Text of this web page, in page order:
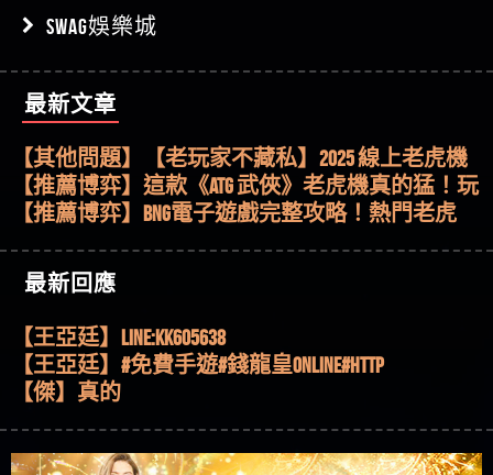
SWAG娛樂城
最新文章
【其他問題】用理性數據指路，開啟你的高回報
娛樂之旅
【其他問題】【老玩家不藏私】2025 線上老虎機
這樣挑！RTP、波動率和平台安全的全攻略！
【推薦博弈】這款《ATG 武俠》老虎機真的猛！玩
過才知道什麼叫超過3萬種中獎方式！
【推薦博弈】BNG電子遊戲完整攻略！熱門老虎
51,000倍數玩法攻略，輕鬆稱霸老虎機！
【其他問題】「拆解力智投資詐騙套路緊急追討
賴zg369」力智投資是不是詐騙 力智投資是真的嗎
力智投資是詐騙嗎 南部老翁還在癡迷力智投資高
回報獲利 請不要在匯款
【其他問題】 【遇天盛商行詐騙追回資金賴
zg369】天盛商行詐騙 天盛商行是不是詐騙 天盛商
行是真的嗎 天盛商行是詐騙嗎 被天盛商行詐騙一
招教你拿回
【其他問題】 受害者援助賴【zg369】退休老翁被
大戶e點靈詐騙痛不欲生 大戶e點靈是真的嗎 大戶e
點靈是不是詐騙 大戶e點靈是詐騙嗎 大戶e點靈無
法出金 （大戶e點靈）教你如何規避詐騙陷阱
【其他問題】 弘記投資詐騙持續收割國人中【免
費討回資金賴zg369】弘記投資是詐騙嗎 弘記投資
是不是詐騙 弘記投資是真的嗎 被弘記投資詐騙的
錢怎麼辦 本文教你如何拿回被騙資金
【其他問題】 被騙追回賴【zg369】KnTop利用新型
詐騙手法欺詐群眾 KnTop是真的嗎 KnTop是不是詐騙
KnTop是詐騙嗎 【KnTop】KnTop無法出金 被KnTop詐騙
的錢一招拿回
【其他問題】機台運算專案詐騙持續收割國人中
【免費討回資金賴zg369】機台運算專案是詐騙嗎
機台運算專案是不是詐騙 機台運算專案是真的嗎
【其他問題】 Hoyabit詐騙持續收割國人中【免費
討回資金賴zg369】Hoyabit是詐騙嗎 Hoyabit是不是詐
【其他問題】KS.M多元化行銷詐騙持續收割國人
最新回應
【傑】推代理真的好相處
回答
【王亞廷】LINE:kK605638
【王亞廷】#免費手遊#錢龍皇ONLINE#http
【傑】真的
【Wei】讚